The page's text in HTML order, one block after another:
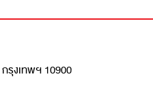
รุงเทพฯ 10900